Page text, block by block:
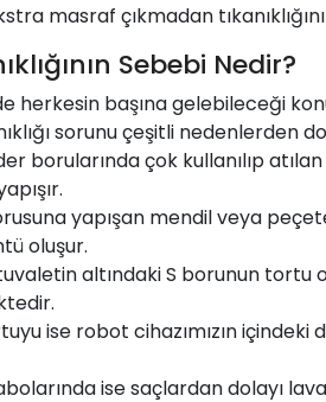
masraf çıkmadan
Sebebi Nedir?
herkesin başına gelebileceği
sorunu çeşitli nedenlerden
borularında çok kullanılıp
yapışan mendil veya
oluşur.
altındaki S borunun tortu
ise robot cihazımızın içindeki
ise saçlardan dolayı